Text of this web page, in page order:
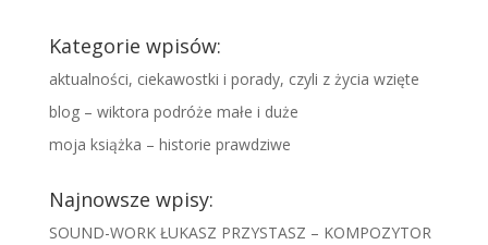
Kategorie wpisów:
aktualności, ciekawostki i porady, czyli z życia wzięte
blog – wiktora podróże małe i duże
moja książka – historie prawdziwe
Najnowsze wpisy:
SOUND-WORK ŁUKASZ PRZYSTASZ – KOMPOZYTOR